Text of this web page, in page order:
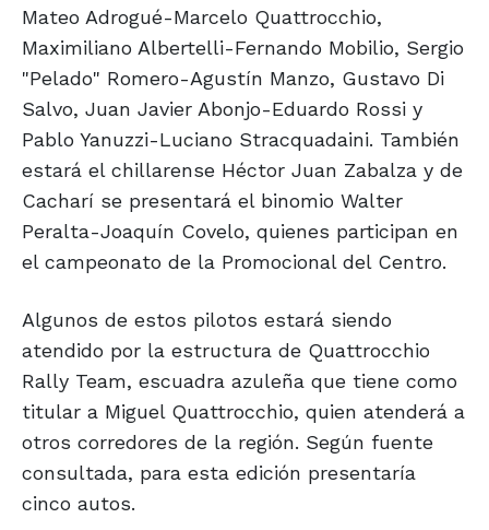
Mateo Adrogué-Marcelo Quattrocchio,
Maximiliano Albertelli-Fernando Mobilio, Sergio
"Pelado" Romero-Agustín Manzo, Gustavo Di
Salvo, Juan Javier Abonjo-Eduardo Rossi y
Pablo Yanuzzi-Luciano Stracquadaini. También
estará el chillarense Héctor Juan Zabalza y de
Cacharí se presentará el binomio Walter
Peralta-Joaquín Covelo, quienes participan en
el campeonato de la Promocional del Centro.
Algunos de estos pilotos estará siendo
atendido por la estructura de Quattrocchio
Rally Team, escuadra azuleña que tiene como
titular a Miguel Quattrocchio, quien atenderá a
otros corredores de la región. Según fuente
consultada, para esta edición presentaría
cinco autos.